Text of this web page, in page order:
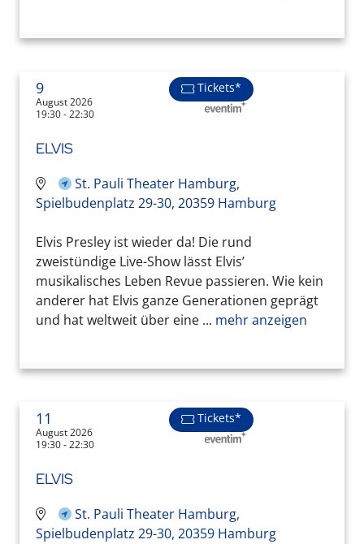
9
August 2026
19:30 - 22:30
Tickets*
ELVIS
St. Pauli Theater Hamburg,
Spielbudenplatz 29-30, 20359 Hamburg
Elvis Presley ist wieder da! Die rund
zweistündige Live-Show lässt Elvis’
musikalisches Leben Revue passieren. Wie kein
anderer hat Elvis ganze Generationen geprägt
und hat weltweit über eine ... mehr anzeigen
11
August 2026
19:30 - 22:30
Tickets*
ELVIS
St. Pauli Theater Hamburg,
Spielbudenplatz 29-30, 20359 Hamburg